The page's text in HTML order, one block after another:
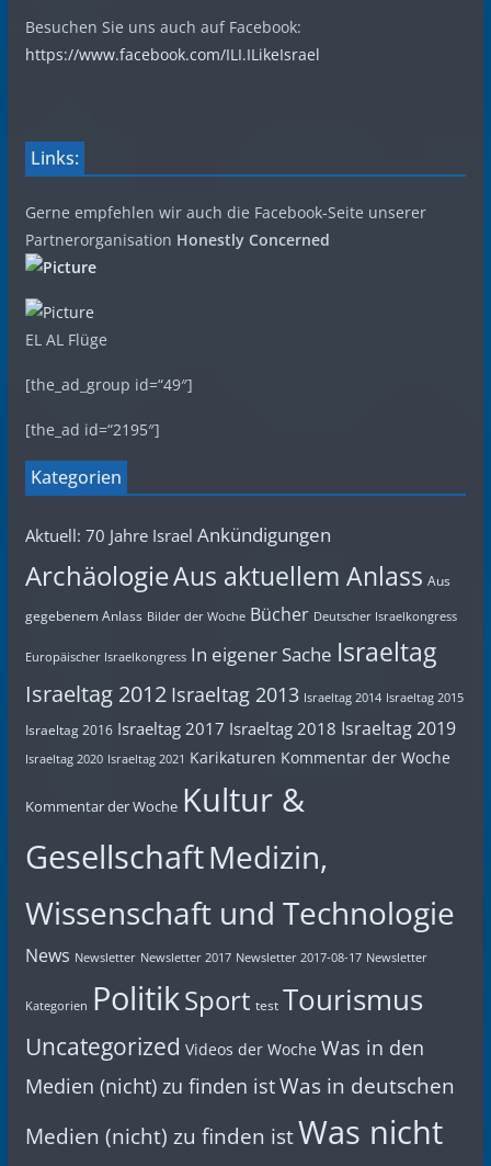
Besuchen Sie uns auch auf Facebook:
https://www.facebook.com/ILI.ILikeIsrael
Links:
Gerne empfehlen wir auch die Facebook-Seite unserer
Partnerorganisation Honestly Concerned
EL AL Flüge
[the_ad_group id=“49″]
[the_ad id=“2195″]
Kategorien
Aktuell: 70 Jahre Israel Ankündigungen
ArchäologieAus aktuellem Anlass Aus
gegebenem Anlass Bilder der Woche Bücher Deutscher Israelkongress
Europäischer Israelkongress In eigener Sache Israeltag
Israeltag 2012 Israeltag 2013 Israeltag 2014 Israeltag 2015
Israeltag 2016 Israeltag 2017 Israeltag 2018 Israeltag 2019
Israeltag 2020 Israeltag 2021 Karikaturen Kommentar der Woche
Kommentar der Woche Kultur &
GesellschaftMedizin,
Wissenschaft und Technologie
News Newsletter Newsletter 2017 Newsletter 2017-08-17 Newsletter
Kategorien PolitikSport test Tourismus
Uncategorized Videos der Woche Was in den
Medien (nicht) zu finden istWas in deutschen
Medien (nicht) zu finden istWas nicht